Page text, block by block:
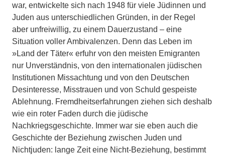
war, entwickelte sich nach 1948 für viele Jüdinnen und
Juden aus unterschiedlichen Gründen, in der Regel
aber unfreiwillig, zu einem Dauerzustand – eine
Situation voller Ambivalenzen. Denn das Leben im
»Land der Täter« erfuhr von den meisten Emigranten
nur Unverständnis, von den internationalen jüdischen
Institutionen Missachtung und von den Deutschen
Desinteresse, Misstrauen und von Schuld gespeiste
Ablehnung. Fremdheitserfahrungen ziehen sich deshalb
wie ein roter Faden durch die jüdische
Nachkriegsgeschichte. Immer war sie eben auch die
Geschichte der Beziehung zwischen Juden und
Nichtjuden: lange Zeit eine Nicht-Beziehung, bestimmt